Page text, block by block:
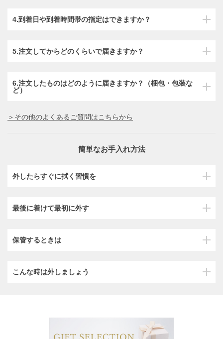
4.到着日や到着時間帯の指定はできますか？
5.注文してからどのくらいで届きますか？
6.注文したものはどのように届きますか？（梱包・包装な
ど）
＞その他のよくあるご質問はこちらから
簡単なお手入れ方法
外したらすぐに拭く習慣を
最後に着けて最初に外す
保管するときは
こんな時は外しましょう